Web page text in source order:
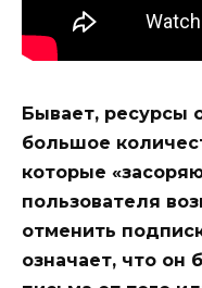
Бывает, ресурсы
большое
которые
пользователя
отменить
означает, что он